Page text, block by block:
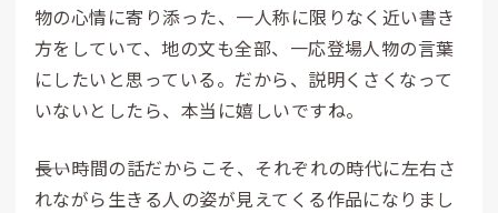
物の心情に寄り添った、一人称に限りなく近い書き
方をしていて、地の文も全部、一応登場人物の言葉
にしたいと思っている。だから、説明くさくなって
いないとしたら、本当に嬉しいですね。
――長い時間の話だからこそ、それぞれの時代に左右さ
れながら生きる人の姿が見えてくる作品になりまし